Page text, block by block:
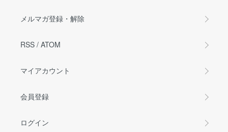
メルマガ登録・解除
RSS / ATOM
マイアカウント
会員登録
ログイン